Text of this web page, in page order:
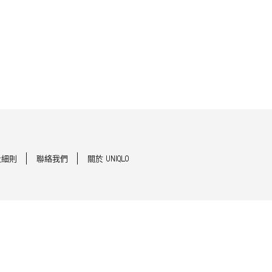
則 聯絡我們 關於 UNIQLO